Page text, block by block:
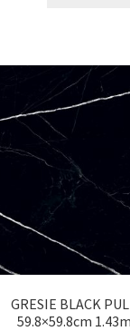
GRESIE BLACK
59.8×59.8cm